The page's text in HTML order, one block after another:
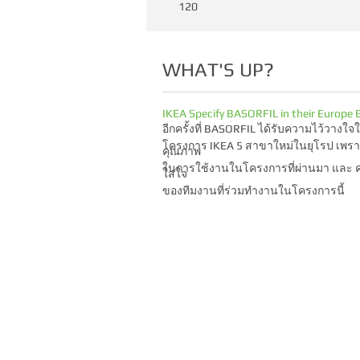
120
WHAT'S UP?
IKEA Specify BASORFIL in their Europe
อีกครั้งที่ BASORFIL ได้รับความไว้วางใจ
โครงการ IKEA 5 สาขาใหม่ในยุโรป เพร
คุณภาพ
ในการใช้งานในโครงการที่ผ่านมา และ
ใส่ใจ
ของทีมงานที่ร่วมทำงานในโครงการนี้